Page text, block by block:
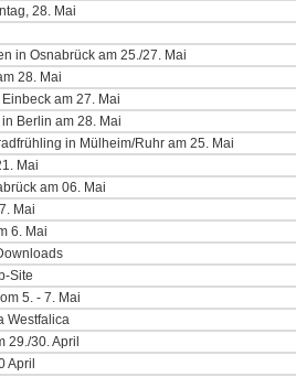
28. Mai
in Osnabrück am 25./27. Mai
28. Mai
am 27. Mai
Berlin am 28. Mai
in Mülheim/Ruhr am 25. Mai
Mai
am 06. Mai
Mai
6. Mai
Site
5. - 7. Mai
Westfalica
29./30. April
April